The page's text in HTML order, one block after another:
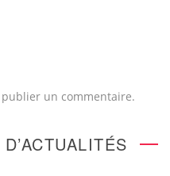
un commentaire.